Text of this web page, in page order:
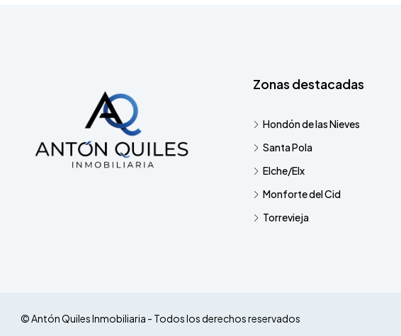
Zonas destacadas
Hondón de las Nieves
Santa Pola
Elche/Elx
Monforte del Cid
Torrevieja
© Antón Quiles Inmobiliaria - Todos los derechos reservados